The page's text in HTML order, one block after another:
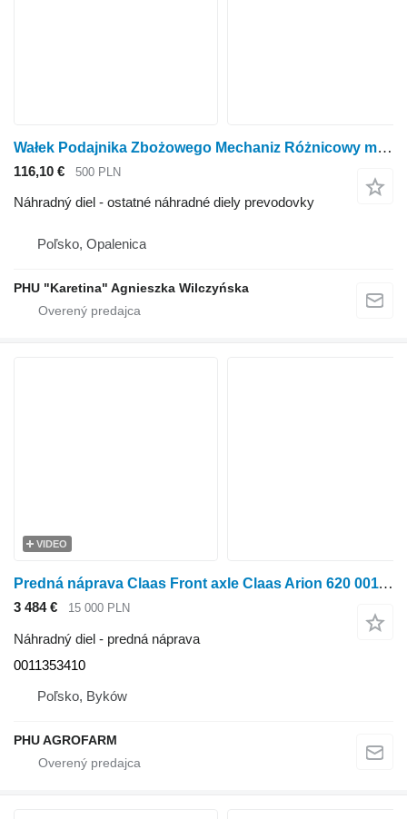
Wałek Podajnika Zbożowego Mechaniz Różnicowy m Claas Diferenciálny mechanizmus podávacieho valca obilia Arion 620 640 650 na kolesového traktora Claas Arion 620 640 650
116,10 € 500 PLN
Náhradný diel - ostatné náhradné diely prevodovky
Poľsko, Opalenica
PHU "Karetina" Agnieszka Wilczyńska
VIDEO
Predná náprava Claas Front axle Claas Arion 620 0011353410 na kolesového traktora Claas Arion 620
3 484 € 15 000 PLN
Náhradný diel - predná náprava
0011353410
Poľsko, Byków
PHU AGROFARM